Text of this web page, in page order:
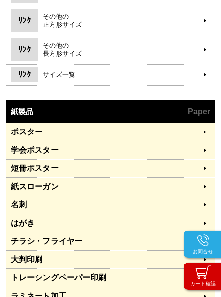
カート確認
お問合せ
ﾘﾝｸ
その他の
正方形サイズ
ﾘﾝｸ
その他の
長方形サイズ
ﾘﾝｸ サイズ一覧
紙製品 Paper
ポスター
学会ポスター
短冊ポスター
紙スローガン
名刺
はがき
チラシ・フライヤー
大判印刷
トレーシングペーパー印刷